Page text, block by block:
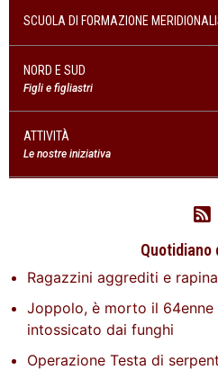
SCUOLA DI FORMAZIONE
NORD E SUD
Figli e figliastri
ATTIVITÀ
Le nostre iniziativa
Quotidiano
Ragazzini aggrediti e
Joppolo, è morto il 64enne
intossicato dai funghi
Operazione Testa di